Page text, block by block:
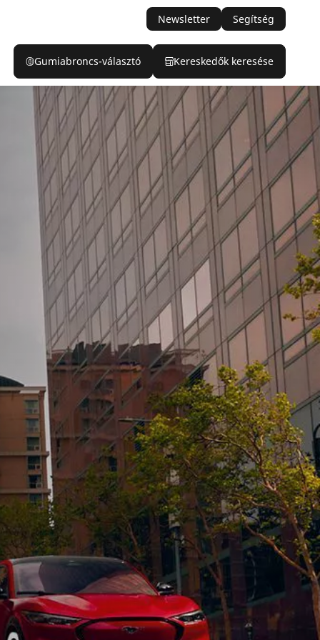
Newsletter Segítség
Gumiabroncs-választó Kereskedők keresése